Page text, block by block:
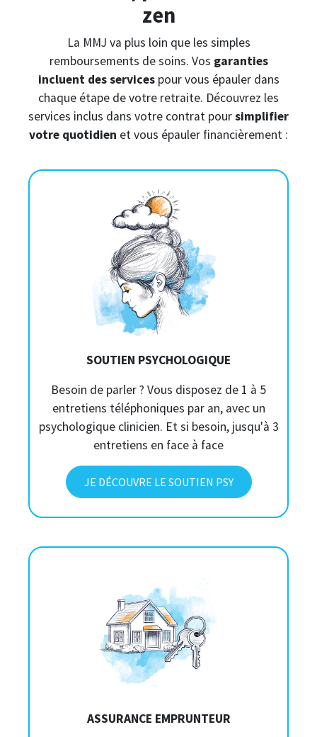
zen
La MMJ va plus loin que les simples
remboursements de soins. Vos garanties
incluent des servicespour vous épauler dans
chaque étape de votre retraite. Découvrez les
services inclus dans votre contrat poursimplifier
votre quotidien et vous épauler financièrement :
SOUTIEN PSYCHOLOGIQUE
Besoin de parler ? Vous disposez de 1 à 5
entretiens téléphoniques par an, avec un
psychologique clinicien. Et si besoin, jusqu'à 3
entretiens en face à face
JE DÉCOUVRE LE SOUTIEN PSY
ASSURANCE EMPRUNTEUR